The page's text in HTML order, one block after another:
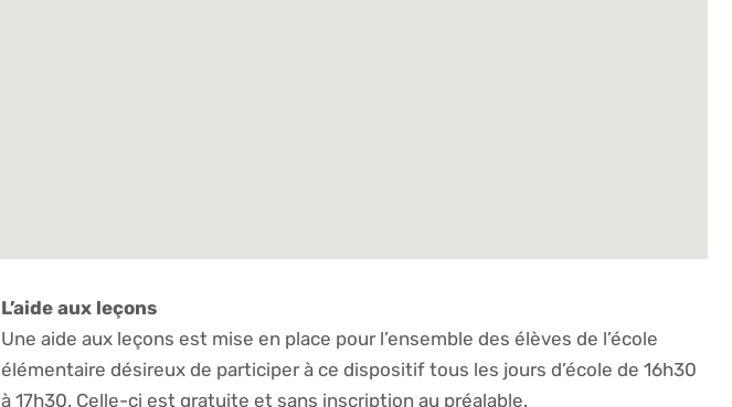
L’aide aux leçons
Une aide aux leçons est mise en place pour l’ensemble des élèves de l’école
élémentaire désireux de participer à ce dispositif tous les jours d’école de 16h30
à 17h30. Celle-ci est gratuite et sans inscription au préalable.